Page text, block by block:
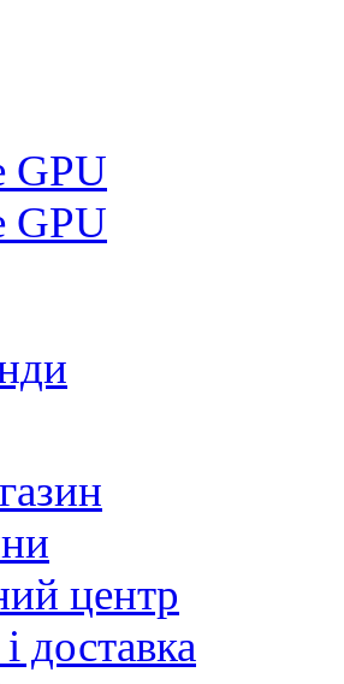
GPU
GPU
центр
доставка